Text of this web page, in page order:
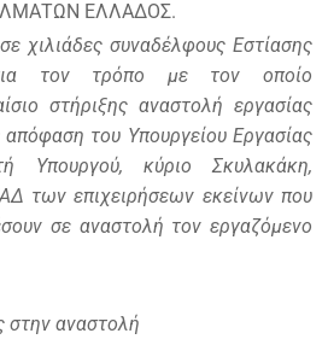
ΕΛΛΑΔΟΣ.
χιλιάδες συναδέλφους Εστίασης
τον τρόπο με τον οποίο
στήριξης αναστολή εργασίας
του Υπουργείου Εργασίας
Υπουργού, κύριο Σκυλακάκη,
των επιχειρήσεων εκείνων που
σε αναστολή τον εργαζόμενο
στην αναστολή